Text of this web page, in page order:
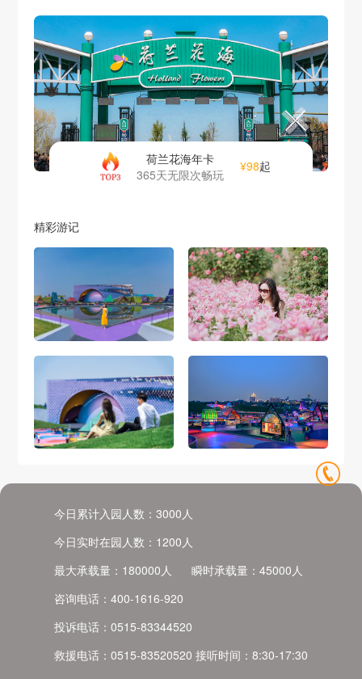
荷兰花海年卡
365天无限次畅玩
¥98起
精彩游记
今日累计入园人数： 3000 人
今日实时在园人数： 1200 人
最大承载量： 180000 人 瞬时承载量： 45000 人
咨询电话： 400-1616-920
投诉电话： 0515-83344520
救援电话： 0515-83520520 接听时间： 8:30-17:30